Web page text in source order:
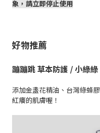
象，請立即停止使用
好物推薦
蹦蹦跳 草本防護 / 小綠
添加金盞花精油、台灣綠蜂
紅癢的肌膚喔！